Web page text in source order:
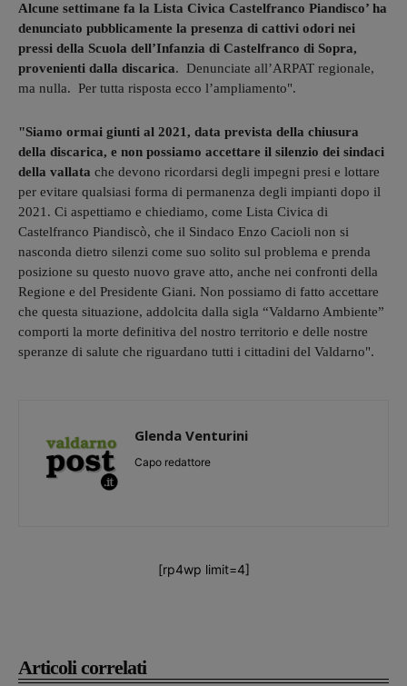
Articoli correlati
Alcune settimane fa la Lista Civica Castelfranco Piandisco’ ha
denunciato pubblicamente la presenza di cattivi odori nei
pressi della Scuola dell’Infanzia di Castelfranco di Sopra,
provenienti dalla discarica. Denunciate all’ARPAT regionale,
ma nulla. Per tutta risposta ecco l’ampliamento".
"Siamo ormai giunti al 2021, data prevista della chiusura
della discarica, e non possiamo accettare il silenzio dei sindaci
della vallata che devono ricordarsi degli impegni presi e lottare
per evitare qualsiasi forma di permanenza degli impianti dopo il
2021. Ci aspettiamo e chiediamo, come Lista Civica di
Castelfranco Piandiscò, che il Sindaco Enzo Cacioli non si
nasconda dietro silenzi come suo solito sul problema e prenda
posizione su questo nuovo grave atto, anche nei confronti della
Regione e del Presidente Giani. Non possiamo di fatto accettare
che questa situazione, addolcita dalla sigla “Valdarno Ambiente”
comporti la morte definitiva del nostro territorio e delle nostre
speranze di salute che riguardano tutti i cittadini del Valdarno".
Glenda Venturini
Capo redattore
[rp4wp limit=4]